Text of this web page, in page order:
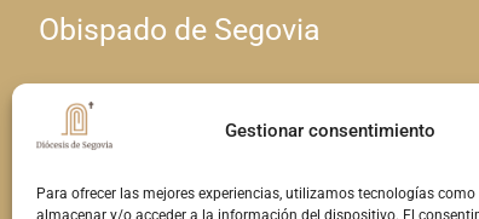
Gestionar consentimiento
Para ofrecer las mejores experiencias, utilizamos tecnologías
almacenar y/o acceder a la información del dispositivo. El
Obispado de Segovia
Calle Seminario, 4 • 40001 Segovia
comunicacion@obispadodesegovia.es